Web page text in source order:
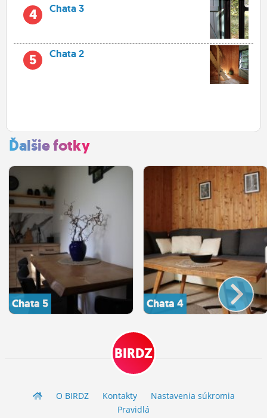
4 Chata 3
5 Chata 2
Ďalšie fotky
Chata 5 Chata 4
BIRDZ
O BIRDZ Kontakty
Nastavenia súkromia
Pravidlá